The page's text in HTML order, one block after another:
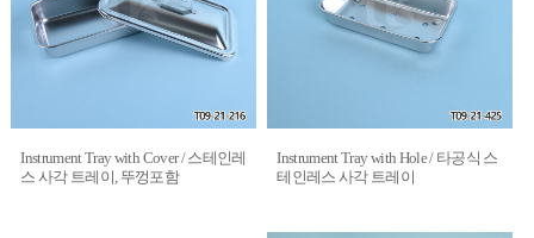
Instrument Tray with Cover / 스테인레
스 사각 트레이, 뚜껑포함
Instrument Tray with Hole / 타공식 스
테인레스 사각 트레이